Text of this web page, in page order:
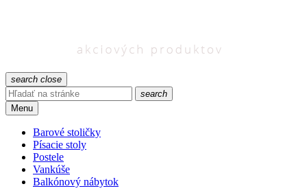
search close
search
Menu
Barové stoličky
Písacie stoly
Postele
Vankúše
Balkónový nábytok